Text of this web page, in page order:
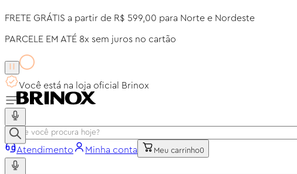
FRETE GRÁTIS a partir de R$ 599,00 para Norte e Nordeste
PARCELE EM ATÉ 8x sem juros no cartão
Você está na loja oficial Brinox
Atendimento Minha conta Meu carrinho0